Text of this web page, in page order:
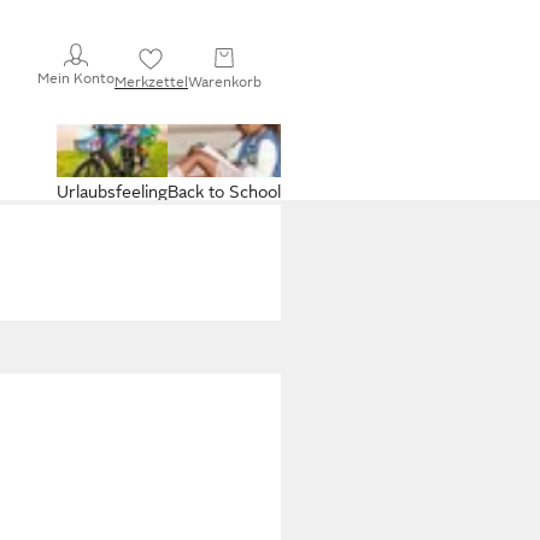
Mein KontoMerkzettelWarenkorb
Back to School
Urlaubsfeeling